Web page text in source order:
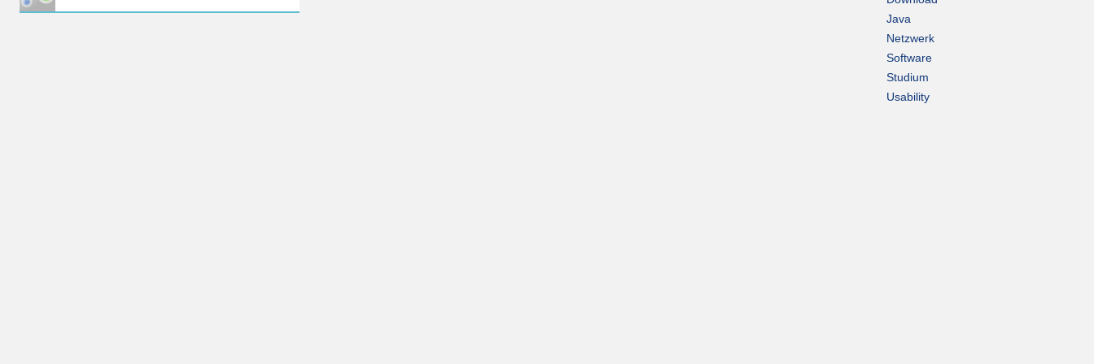
Java
Netzwerk
Software
Studium
Usability